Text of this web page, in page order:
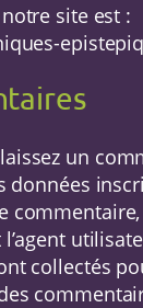
notre site est :
un
données
l’agent
collectés